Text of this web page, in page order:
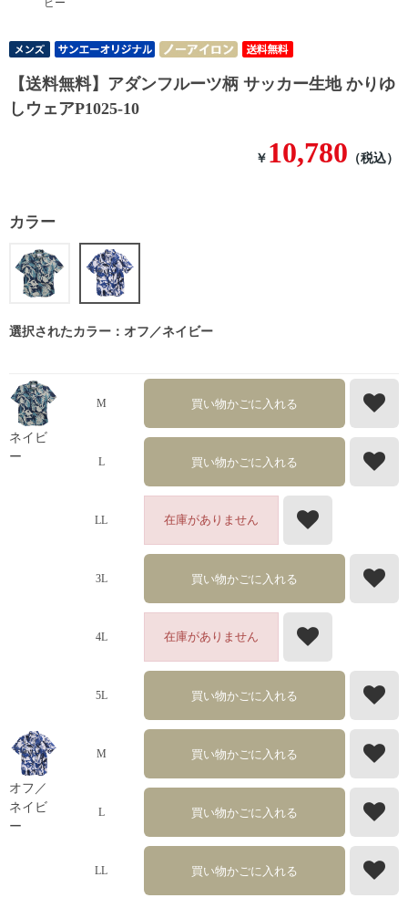
ビー
【送料無料】アダンフルーツ柄 サッカー生地 かりゆ
しウェアP1025-10
￥ 10,780 （税込）
カラー
選択されたカラー：オフ／ネイビー
ネイビ
ー
M 買い物かごに入れる
L 買い物かごに入れる
LL 在庫がありません
3L 買い物かごに入れる
4L 在庫がありません
5L 買い物かごに入れる
オフ／
ネイビ
ー
M 買い物かごに入れる
L 買い物かごに入れる
LL 買い物かごに入れる